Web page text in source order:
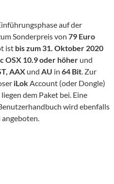
auf der
Sonderpreis von 79 Euro
ist bis zum 31. Oktober 2020
OSX 10.9 oder höher und
AAX und AU in 64 Bit . Zur
iLok Account (oder Dongle)
dem Paket bei. Eine
wird ebenfalls